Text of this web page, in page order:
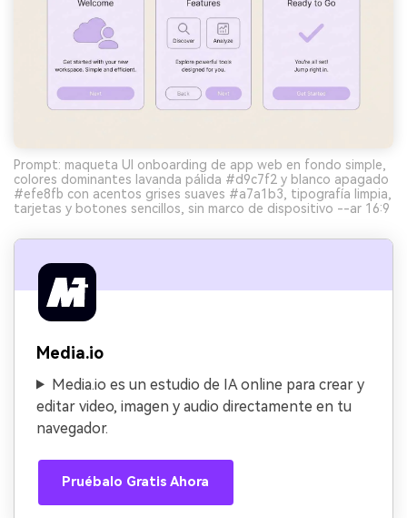
Prompt: maqueta UI onboarding de app web en fondo simple,
colores dominantes lavanda pálida #d9c7f2 y blanco apagado
#efe8fb con acentos grises suaves #a7a1b3, tipografía limpia,
tarjetas y botones sencillos, sin marco de dispositivo --ar 16:9
Media.io
Media.io es un estudio de IA online para crear y
editar video, imagen y audio directamente en tu
navegador.
Pruébalo Gratis Ahora